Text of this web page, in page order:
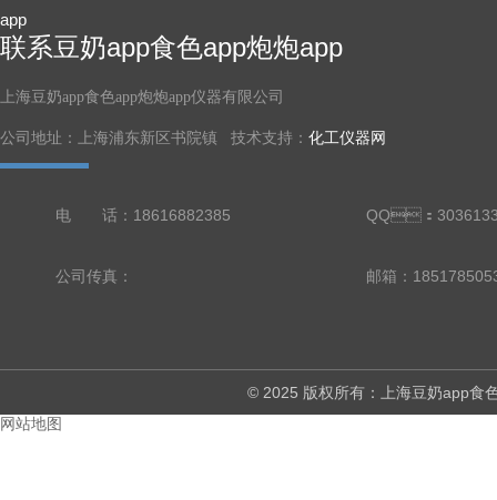
app
联系豆奶app食色app炮炮app
上海豆奶app食色app炮炮app仪器有限公司
公司地址：上海浦东新区书院镇 技术支持： 化工仪器网
电 话：18616882385 QQ：
公司传真： 邮箱：
© 2025 版权所有：上海豆奶
网站地图